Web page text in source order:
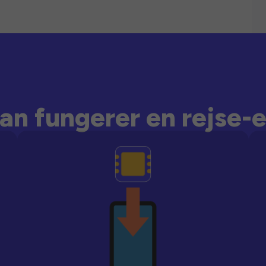
fungerer en rejse-